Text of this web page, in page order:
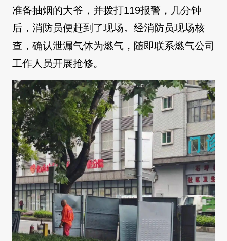
准备抽烟的大爷，并拨打119报警，几分钟
后，消防员便赶到了现场。经消防员现场核
查，确认泄漏气体为燃气，随即联系燃气公司
工作人员开展抢修。